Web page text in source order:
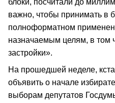
блоки, посчитали до
важно, чтобы принимать в
полноформатном
назначаемым целям, в том
застройки».
На прошедшей неделе,
объявить о начале
выборам депутатов